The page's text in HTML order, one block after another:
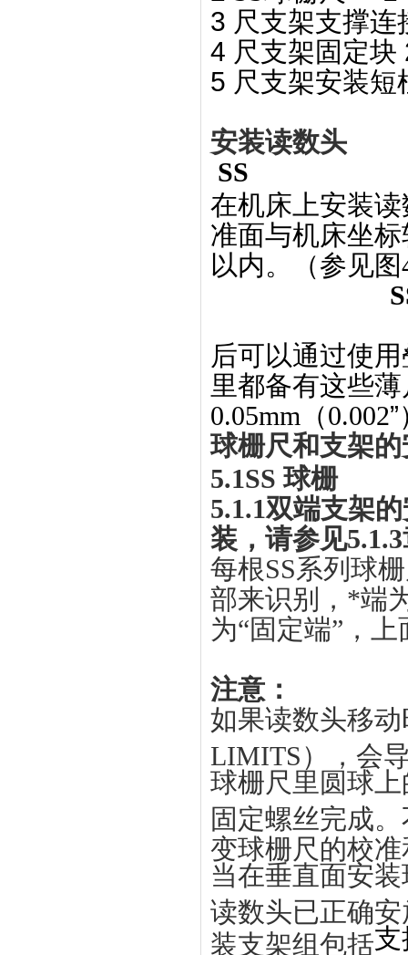
3 尺支架支撑连
4 尺支架固定块
5 尺支架安装短
安装读数头
SS
在机床上安装
准面与机床坐标
以内。（参见图
后可以通过使
里都备有这些
0.05mm（0.002”
球栅尺和支架
5.1SS球栅
5.1.1双端支架
装，请参见
每根SS系列球
部来识别，*端
为“固定端”，
注意：
如果读数头移
LIMITS），会
球栅尺里圆球
固定螺丝完成
变球栅尺的校
当在垂直面安
读数头已正确
装支架组包括